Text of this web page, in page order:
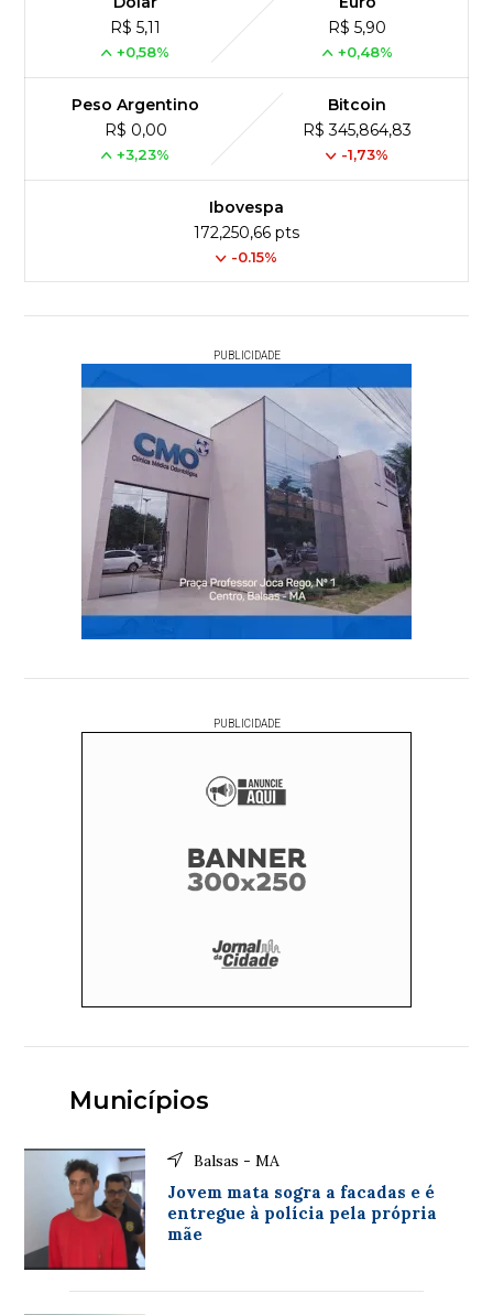
R$ 5,11
+0,58%
R$ 5,90
+0,48%
Peso Argentino
R$ 0,00
+3,23%
Bitcoin
R$ 345,864,83
-1,73%
Ibovespa
172,250,66 pts
-0.15%
PUBLICIDADE
PUBLICIDADE
Municípios
Balsas - MA
Jovem mata sogra a facadas e é
entregue à polícia pela própria
mãe